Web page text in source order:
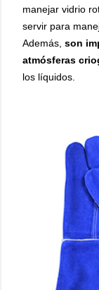
manejar vidrio
servir para
Además, son
atmósferas
los líquidos.